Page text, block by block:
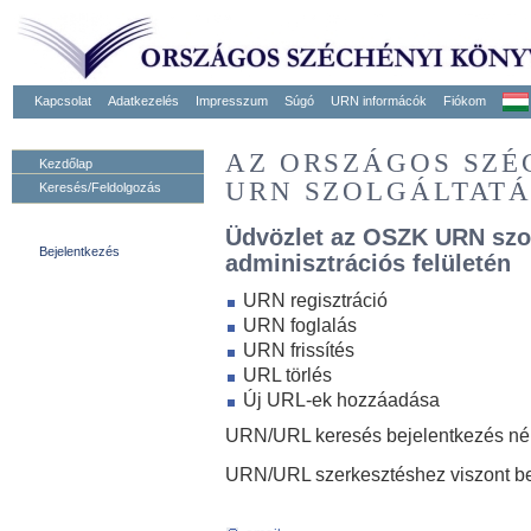
Kapcsolat Adatkezelés Impresszum Súgó URN informácók Fiókom
Kezdőlap
Keresés/Feldolgozás
Bejelentkezés
AZ ORSZÁGOS
URN
Üdvözlet az OSZK URN
adminisztrációs felületén
URN regisztráció
URN foglalás
URN frissítés
URL törlés
Új URL-ek hozzáadása
URN/URL keresés bejelentkezés
URN/URL szerkesztéshez viszont